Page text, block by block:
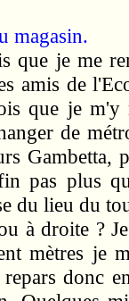
magasin.
que je me
amis de
que je
de
pas plus
du lieu du
à droite ?
mètres je
donc